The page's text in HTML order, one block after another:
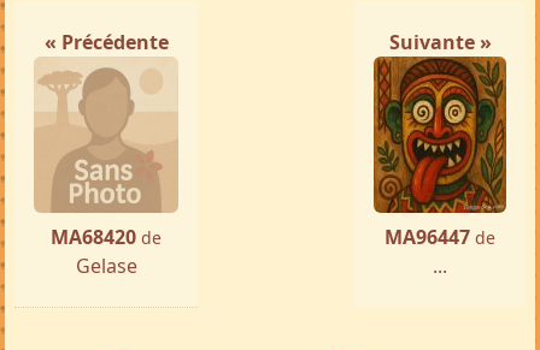
« Précédente
MA68420 de
Gelase
Suivante »
MA96447 de
...